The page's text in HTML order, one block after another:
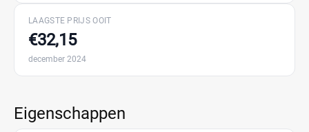
LAAGSTE PRIJS OOIT
€32,15
december 2024
Eigenschappen